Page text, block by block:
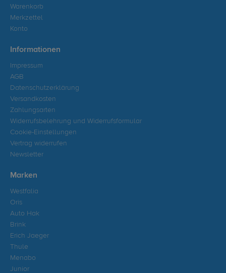
Warenkorb
Merkzettel
Konto
Informationen
Impressum
AGB
Datenschutzerklärung
Versandkosten
Zahlungsarten
Widerrufsbelehrung und Widerrufsformular
Cookie-Einstellungen
Vertrag widerrufen
Newsletter
Marken
Westfalia
Oris
Auto Hak
Brink
Erich Jaeger
Thule
Menabo
Junior